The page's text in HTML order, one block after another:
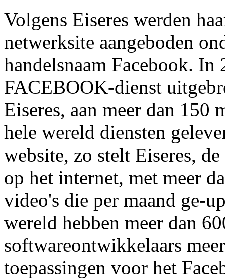
Volgens Eiseres werden
netwerksite aangeboden
handelsnaam Facebook.
FACEBOOK-dienst
Eiseres, aan meer dan 150
hele wereld diensten
website, zo stelt Eiseres,
op het internet, met meer
video's die per maand ge-
wereld hebben meer dan
softwareontwikkelaars
toepassingen voor het